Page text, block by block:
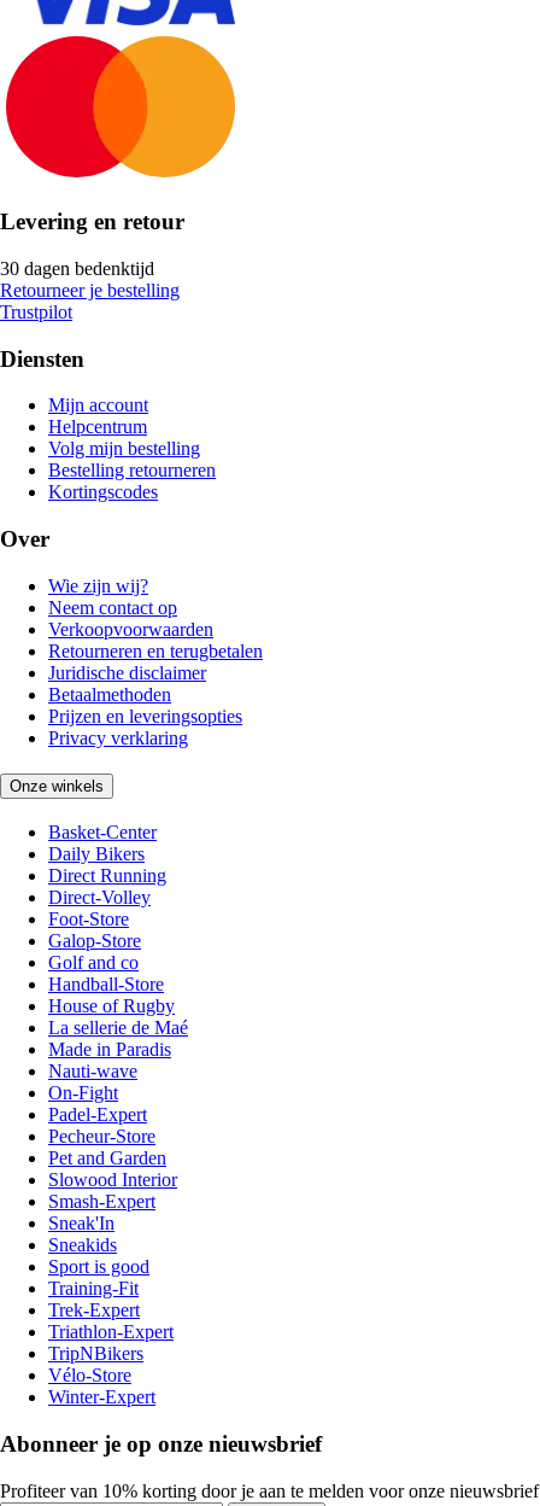
Levering en retour
30 dagen bedenktijd
Retourneer je bestelling
Trustpilot
Diensten
Mijn account
Helpcentrum
Volg mijn bestelling
Bestelling retourneren
Kortingscodes
Over
Wie zijn wij?
Neem contact op
Verkoopvoorwaarden
Retourneren en terugbetalen
Juridische disclaimer
Betaalmethoden
Prijzen en leveringsopties
Privacy verklaring
Onze winkels
Basket-Center
Daily Bikers
Direct Running
Direct-Volley
Foot-Store
Galop-Store
Golf and co
Handball-Store
House of Rugby
La sellerie de Maé
Made in Paradis
Nauti-wave
On-Fight
Padel-Expert
Pecheur-Store
Pet and Garden
Slowood Interior
Smash-Expert
Sneak'In
Sneakids
Sport is good
Training-Fit
Trek-Expert
Triathlon-Expert
TripNBikers
Vélo-Store
Winter-Expert
Abonneer je op onze nieuwsbrief
Profiteer van 10% korting door je aan te melden voor onze nieuwsbrief